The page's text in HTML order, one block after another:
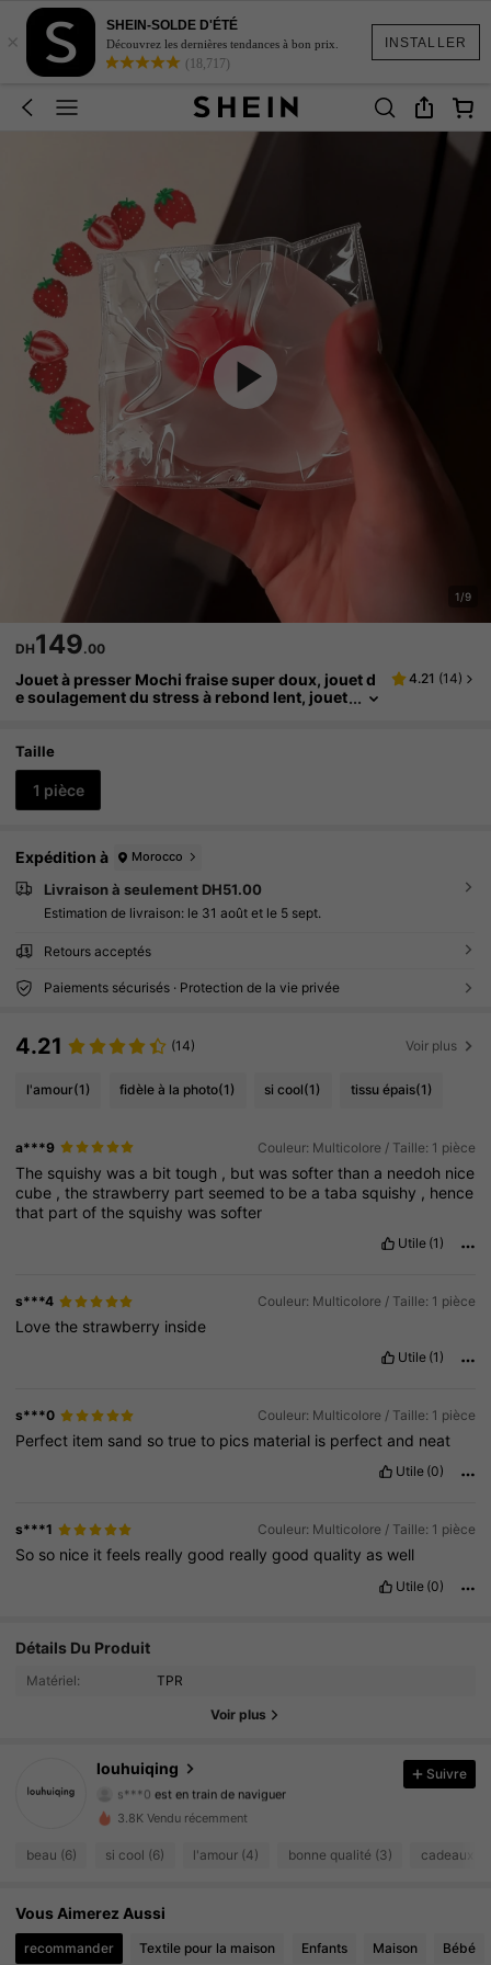
INSTALLER
×
SHEIN-SOLDE D'ÉTÉ
Découvrez les dernières tendances à bon prix.
(18,717)
1/9
DH149.00
Jouet à presser Mochi fraise super doux, jouet d
e soulagement du stress à rebond lent, jouet
compression de bureau, cadeau et faveur de fête
(sac d'emballage aléatoire)
4.21 (14)
Taille
1 pièce
Expédition à Morocco
Livraison à seulement DH51.00
Estimation de livraison: le 31 août et le 5 sept.
Retours acceptés
Paiements sécurisés · Protection de la vie privée
4.21 (14) Voir plus
l'amour(1) fidèle à la photo(1) si cool(1) tissu épais(1)
a***9 Couleur: Multicolore / Taille: 1 pièce
The squishywas a bittough , butwas softerthan a needoh nice
cube ,the strawberry part seemedto be ataba squishy , hence
that partofthe squishywas softer
Utile (1)
s***4 Couleur: Multicolore / Taille: 1 pièce
Lovethe strawberry inside
Utile (1)
s***0 Couleur: Multicolore / Taille: 1 pièce
Perfect item sand sotrueto pics material is perfect and neat
Utile (0)
s***1 Couleur: Multicolore / Taille: 1 pièce
So so nice itfeels reallygood reallygoodquality aswell
Utile (0)
Détails Du Produit
Matériel: TPR
Voir plus
louhuiqing
4.56
16 Suiveurs
s***0est en train de naviguer
4.56
16 Suiveurs
4.56 16 Suiveurs
Suivre
3.8K Vendu récemment
beau (6) si cool (6) l'amour (4) bonne qualité (3) cadeaux
Vous Aimerez Aussi
recommander Textile pour la maison Enfants Maison Bébé